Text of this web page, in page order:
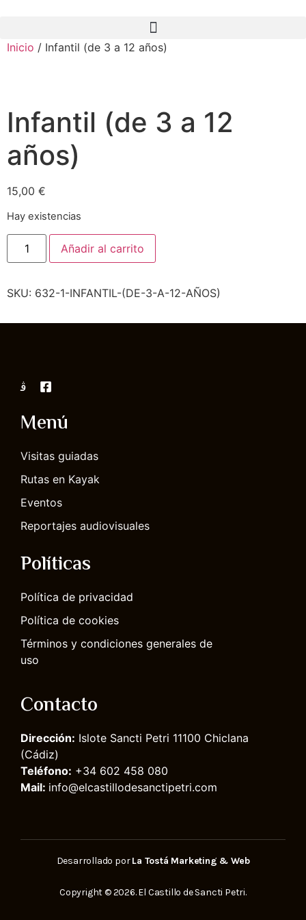
Inicio / Infantil (de 3 a 12 años)
Infantil (de 3 a 12
años)
15,00 €
Hay existencias
Añadir al carrito
SKU: 632-1-INFANTIL-(DE-3-A-12-AÑOS)
Menú
Visitas guiadas
Rutas en Kayak
Eventos
Reportajes audiovisuales
Políticas
Política de privacidad
Política de cookies
Términos y condiciones generales de
uso
Contacto
Dirección: Islote Sancti Petri 11100 Chiclana
(Cádiz)
Teléfono: +34 602 458 080
Mail: info@elcastillodesanctipetri.com
Desarrollado porLa Tostá Marketing & Web
Copyright © 2026. El Castillo de Sancti Petri.